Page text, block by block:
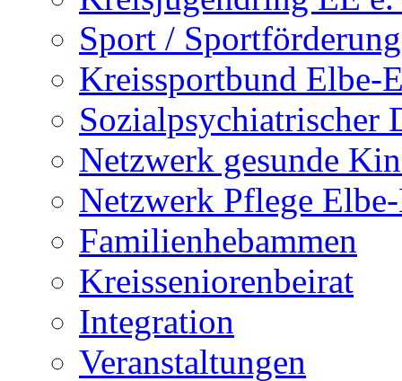
Sport / Sportförderung
Kreissportbund Elbe-
Sozialpsychiatrischer
Netzwerk gesunde
Netzwerk Pflege
Familienhebammen
Kreisseniorenbeirat
Integration
Veranstaltungen